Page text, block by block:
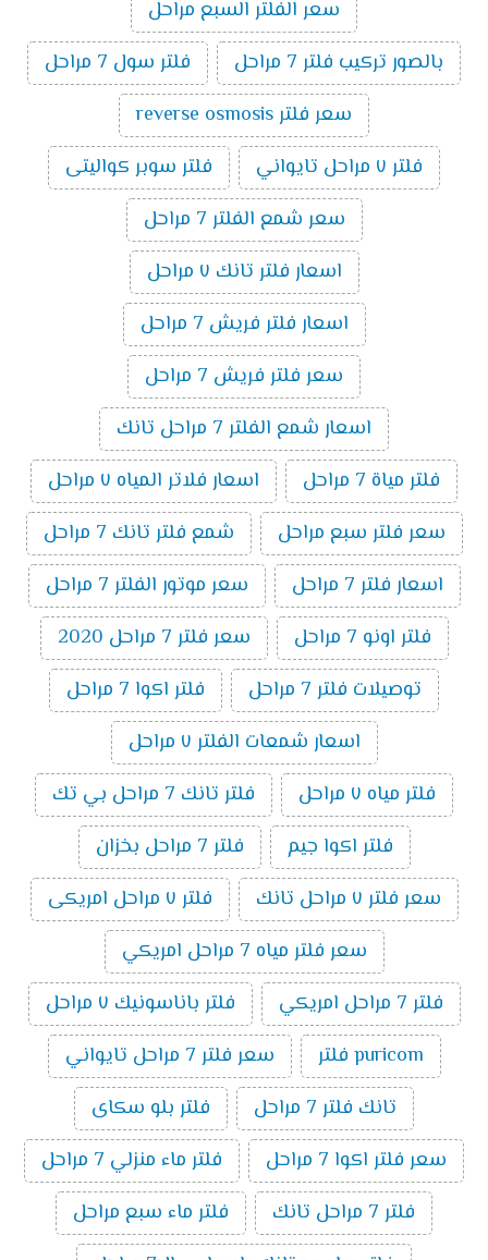
سعر الفلتر السبع مراحل
بالصور تركيب فلتر 7 مراحل
فلتر سول 7 مراحل
سعر فلتر reverse osmosis
فلتر ٧ مراحل تايواني
فلتر سوبر كواليتى
سعر شمع الفلتر 7 مراحل
اسعار فلتر تانك ٧ مراحل
اسعار فلتر فريش 7 مراحل
سعر فلتر فريش 7 مراحل
اسعار شمع الفلتر 7 مراحل تانك
فلتر مياة 7 مراحل
اسعار فلاتر المياه ٧ مراحل
سعر فلتر سبع مراحل
شمع فلتر تانك 7 مراحل
اسعار فلتر 7 مراحل
سعر موتور الفلتر 7 مراحل
فلتر اونو 7 مراحل
سعر فلتر 7 مراحل 2020
توصيلات فلتر 7 مراحل
فلتر اكوا 7 مراحل
اسعار شمعات الفلتر ٧ مراحل
فلتر مياه ٧ مراحل
فلتر تانك 7 مراحل بي تك
فلتر اكوا جيم
فلتر 7 مراحل بخزان
سعر فلتر ٧ مراحل تانك
فلتر ٧ مراحل امريكى
سعر فلتر مياه 7 مراحل امريكي
فلتر 7 مراحل امريكي
فلتر باناسونيك ٧ مراحل
puricom فلتر
سعر فلتر 7 مراحل تايواني
تانك فلتر 7 مراحل
فلتر بلو سكاى
سعر فلتر اكوا 7 مراحل
فلتر ماء منزلي 7 مراحل
فلتر 7 مراحل تانك
فلتر ماء سبع مراحل